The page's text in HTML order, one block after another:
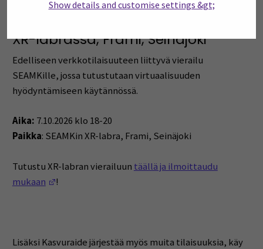
Show details and customise settings &gt;
XR-labrassa, Frami, Seinäjoki
Edelliseen verkkotilaisuuteen liittyvä vierailu
SEAMKille, jossa tutustutaan virtuaalisuuden
hyödyntämiseen käytännössä.
Aika: 7.10.2026 klo 18-20
Paikka: SEAMKin XR-labra, Frami, Seinäjoki
Tutustu XR-labran vierailuun täällä ja ilmoittaudu
mukaan
(Opens in a new window)
!
Lisäksi Kasvuraide järjestää myös muita tilaisuuksia, käy